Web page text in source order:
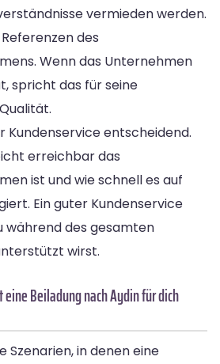
vermieden werden.
des
Wenn das Unternehmen
spricht das für seine
Kundenservice entscheidend.
erreichbar das
ist und wie schnell es auf
Ein guter Kundenservice
während des gesamten
wirst.
Beiladung nach Aydin für dich
Szenarien, in denen eine